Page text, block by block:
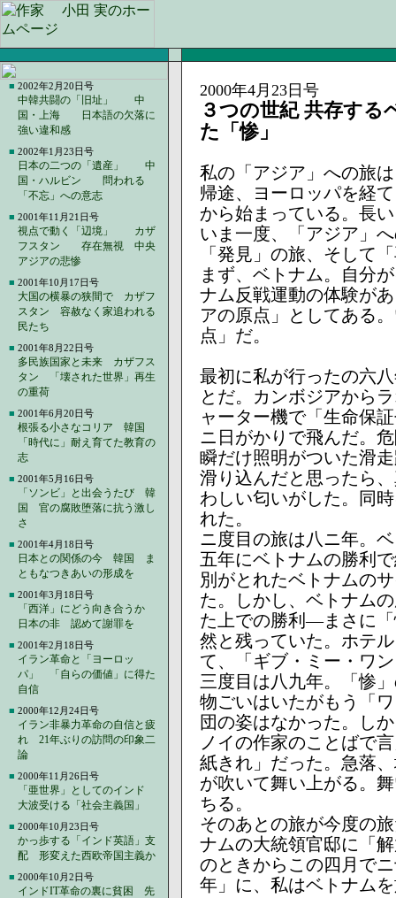
■ 2002年2月20日号
中韓共闘の「旧址」 中
国・上海 日本語の欠落に
強い違和感
■ 2002年1月23日号
日本の二つの「遺産」 中
国・ハルビン 問われる
「不忘」への意志
■ 2001年11月21日号
視点で動く「辺境」 カザ
フスタン 存在無視 中央
アジアの悲惨
■ 2001年10月17日号
大国の横暴の狭間で カザフ
スタン 容赦なく家追われる
民たち
■ 2001年8月22日号
多民族国家と未来 カザフス
タン 「壊された世界」再生
の重荷
■ 2001年6月20日号
根張る小さなコリア 韓国
「時代に」耐え育てた教育の
志
■ 2001年5月16日号
「ソンビ」と出会うたび 韓
国 官の腐敗堕落に抗う激し
さ
■ 2001年4月18日号
日本との関係の今 韓国 ま
ともなつきあいの形成を
■ 2001年3月18日号
「西洋」にどう向き合うか
日本の非 認めて謝罪を
■ 2001年2月18日号
イラン革命と「ヨーロッ
パ」 「自らの価値」に得た
自信
■ 2000年12月24日号
イラン非暴力革命の自信と疲
れ 21年ぶりの訪問の印象二
論
■ 2000年11月26日号
「亜世界」としてのインド
大波受ける「社会主義国」
■ 2000年10月23日号
かっ歩する「インド英語」支
配 形変えた西欧帝国主義か
■ 2000年10月2日号
インドIT革命の裏に貧困 先
2000年4月23日号
３つの世紀 共存す
た「惨」
私の「アジア」への旅
帰途、ヨーロッパを経
から始まっている。長
いま一度、「アジア」
「発見」の旅、そして
まず、ベトナム。自分
ナム反戦運動の体験が
アの原点」としてある
点」だ。
最初に私が行ったの六
とだ。カンボジアから
ャーター機で「生命保
ニ日がかりで飛んだ。
瞬だけ照明がついた滑
滑り込んだと思ったら
わしい匂いがした。同
れた。
ニ度目の旅は八ニ年。
五年にベトナムの勝利
別がとれたベトナムの
た。しかし、ベトナム
た上での勝利―まさに
然と残っていた。ホテ
て、「ギブ・ミー・ワ
三度目は八九年。「惨
物ごいはいたがもう「
団の姿はなかった。し
ノイの作家のことばで
紙きれ」だった。急落
が吹いて舞い上がる。
ちる。
そのあとの旅が今度の
ナムの大統領官邸に「
のときからこの四月で
年」に、私はベトナム